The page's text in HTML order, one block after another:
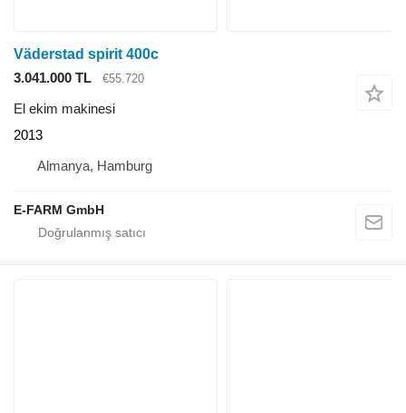
Väderstad spirit 400c
3.041.000 TL
€55.720
El ekim makinesi
2013
Almanya, Hamburg
E-FARM GmbH